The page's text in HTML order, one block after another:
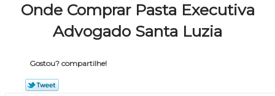
Onde Comprar Pasta Executiva
Advogado Santa Luzia
Gostou? compartilhe!